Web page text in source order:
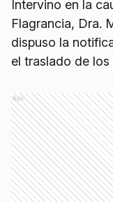
Intervino en la
Flagrancia, Dra.
dispuso la
el traslado de
Ads